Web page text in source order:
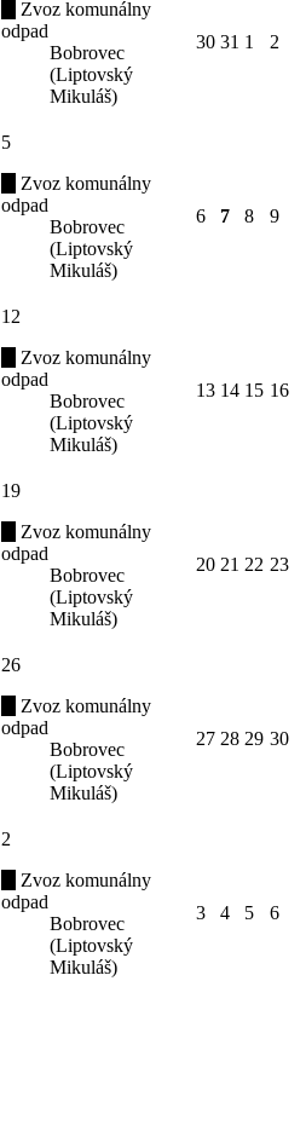
Zvoz komunálny
odpad
Bobrovec
(Liptovský
Mikuláš)
30 31 1 2
5
Zvoz komunálny
odpad
Bobrovec
(Liptovský
Mikuláš)
6 7 8 9
12
Zvoz komunálny
odpad
Bobrovec
(Liptovský
Mikuláš)
13 14 15 16
19
Zvoz komunálny
odpad
Bobrovec
(Liptovský
Mikuláš)
20 21 22 23
26
Zvoz komunálny
odpad
Bobrovec
(Liptovský
Mikuláš)
27 28 29 30
2
Zvoz komunálny
odpad
Bobrovec
(Liptovský
Mikuláš)
3 4 5 6